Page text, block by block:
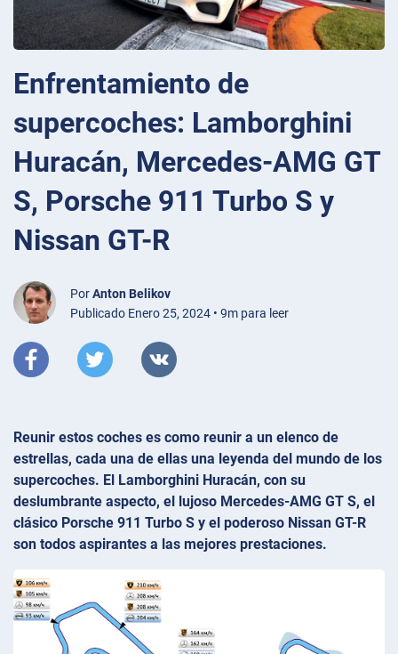
Enfrentamiento de
supercoches: Lamborghini
Huracán, Mercedes-AMG GT
S, Porsche 911 Turbo S y
Nissan GT-R
PorAnton Belikov
Publicado Enero 25, 2024 • 9m para leer
Reunir estos coches es como reunir a un elenco de
estrellas, cada una de ellas una leyenda del mundo de los
supercoches. El Lamborghini Huracán, con su
deslumbrante aspecto, el lujoso Mercedes-AMG GT S, el
clásico Porsche 911 Turbo S y el poderoso Nissan GT-R
son todos aspirantes a las mejores prestaciones.